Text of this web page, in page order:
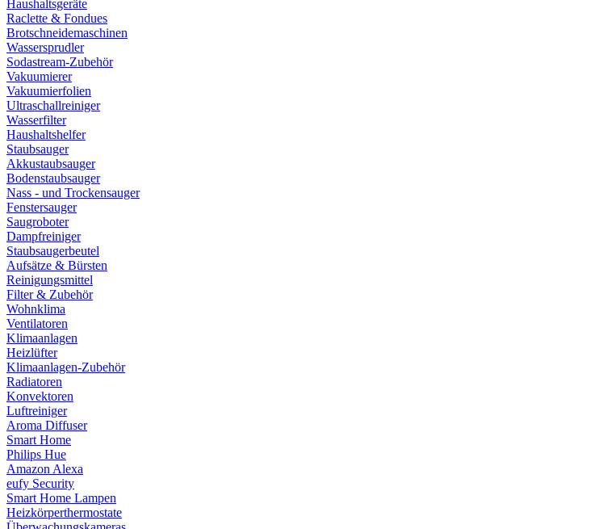
Haushaltsgeräte
Raclette & Fondues
Brotschneidemaschinen
Wassersprudler
Sodastream-Zubehör
Vakuumierer
Vakuumierfolien
Ultraschallreiniger
Wasserfilter
Haushaltshelfer
Staubsauger
Akkustaubsauger
Bodenstaubsauger
Nass - und Trockensauger
Fenstersauger
Saugroboter
Dampfreiniger
Staubsaugerbeutel
Aufsätze & Bürsten
Reinigungsmittel
Filter & Zubehör
Wohnklima
Ventilatoren
Klimaanlagen
Heizlüfter
Klimaanlagen-Zubehör
Radiatoren
Konvektoren
Luftreiniger
Aroma Diffuser
Smart Home
Philips Hue
Amazon Alexa
eufy Security
Smart Home Lampen
Heizkörperthermostate